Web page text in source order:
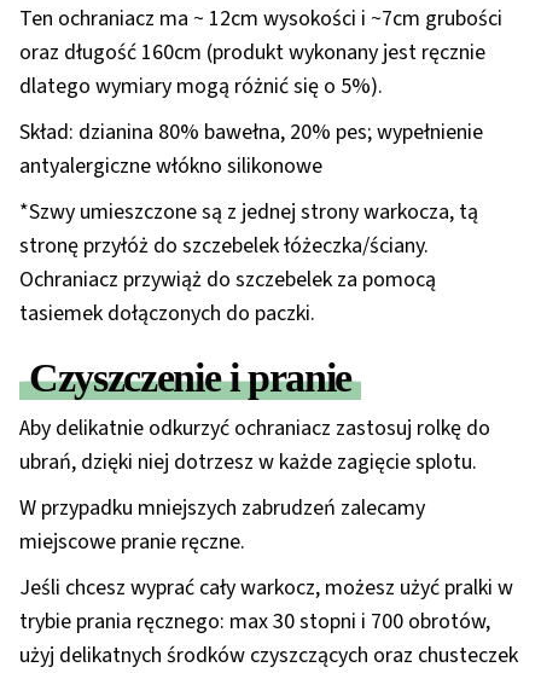
Ten ochraniacz ma ~ 12cm wysokości i ~7cm grubości
oraz długość 160cm (produkt wykonany jest ręcznie
dlatego wymiary mogą różnić się o 5%).
Skład: dzianina 80% bawełna, 20% pes; wypełnienie
antyalergiczne włókno silikonowe
*Szwy umieszczone są z jednej strony warkocza, tą
stronę przyłóż do szczebelek łóżeczka/ściany.
Ochraniacz przywiąż do szczebelek za pomocą
tasiemek dołączonych do paczki.
Czyszczenie i pranie
Aby delikatnie odkurzyć ochraniacz zastosuj rolkę do
ubrań, dzięki niej dotrzesz w każde zagięcie splotu.
W przypadku mniejszych zabrudzeń zalecamy
miejscowe pranie ręczne.
Jeśli chcesz wyprać cały warkocz, możesz użyć pralki w
trybie prania ręcznego: max 30 stopni i 700 obrotów,
użyj delikatnych środków czyszczących oraz chusteczek